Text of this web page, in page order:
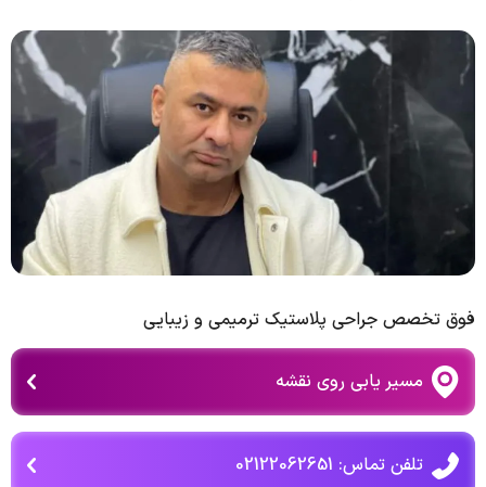
فوق تخصص جراحی پلاستیک ترمیمی و زیبایی
مسیر یابی روی نقشه
تلفن تماس: 02122062651